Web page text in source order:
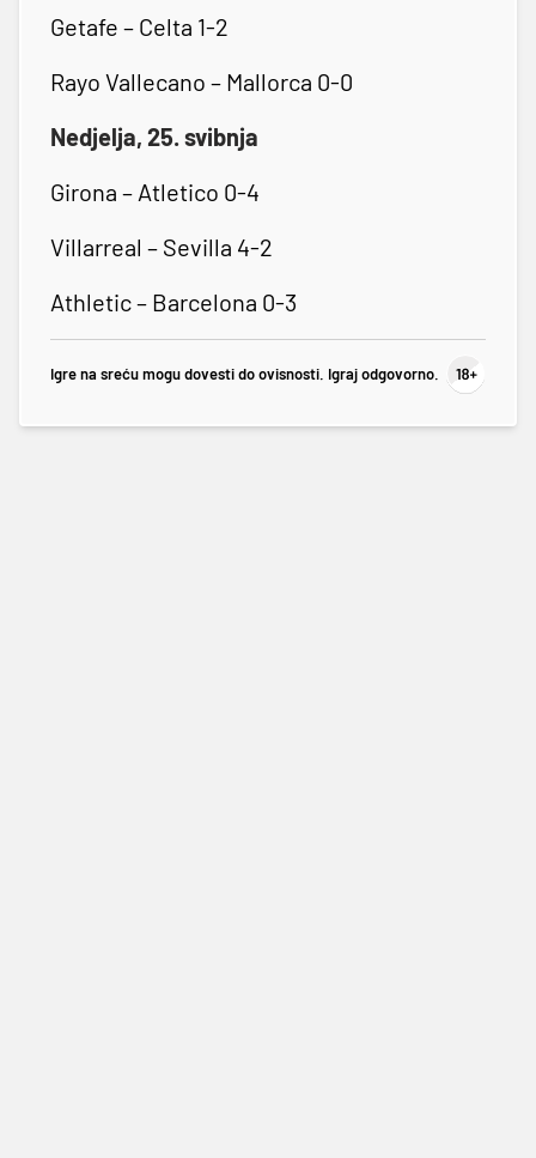
Getafe – Celta 1-2
Rayo Vallecano – Mallorca 0-0
Nedjelja, 25. svibnja
Girona – Atletico 0-4
Villarreal – Sevilla 4-2
Athletic – Barcelona 0-3
Igre na sreću mogu dovesti do ovisnosti. Igraj odgovorno.